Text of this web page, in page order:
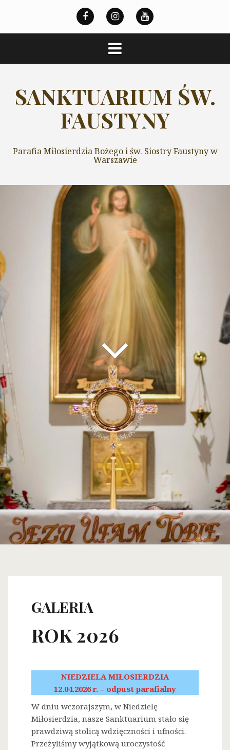
treści
SANKTUARIUM ŚW.
FAUSTYNY
Parafia Miłosierdzia Bożego i św. Siostry Faustyny w
Warszawie
GALERIA
ROK 2026
NIEDZIELA MIŁOSIERDZIA
12.04.2026 r. – odpust parafialny
W dniu wczorajszym, w Niedzielę
Miłosierdzia, nasze Sanktuarium stało się
prawdziwą stolicą wdzięczności i ufności.
Przeżyliśmy wyjątkową uroczystość